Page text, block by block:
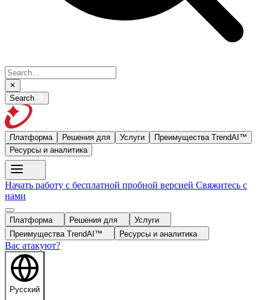
Search
Платформа Решения для Услуги
Преимущества TrendAI™
Ресурсы и аналитика
Начать работу с бесплатной пробной версией Свяжитесь с
нами
Платформа Решения для
Услуги
Преимущества TrendAI™
Ресурсы и аналитика
Вас атакуют?
Русский